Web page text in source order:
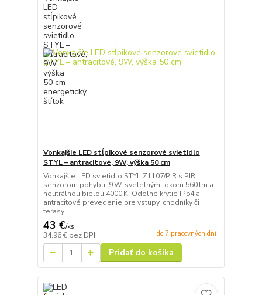
Vonkajšie LED stĺpikové senzorové svietidlo
STYL – antracitové, 9W, výška 50 cm
Vonkajšie LED svietidlo STYL Z1107/PIR s PIR
senzorom pohybu, 9 W, svetelným tokom 560 lm a
neutrálnou bielou 4000 K. Odolné krytie IP54 a
antracitové prevedenie pre vstupy, chodníky či
terasy.
43 €/ks
34,96 € bez DPH do 7 pracovných dní
Pridať do košíka